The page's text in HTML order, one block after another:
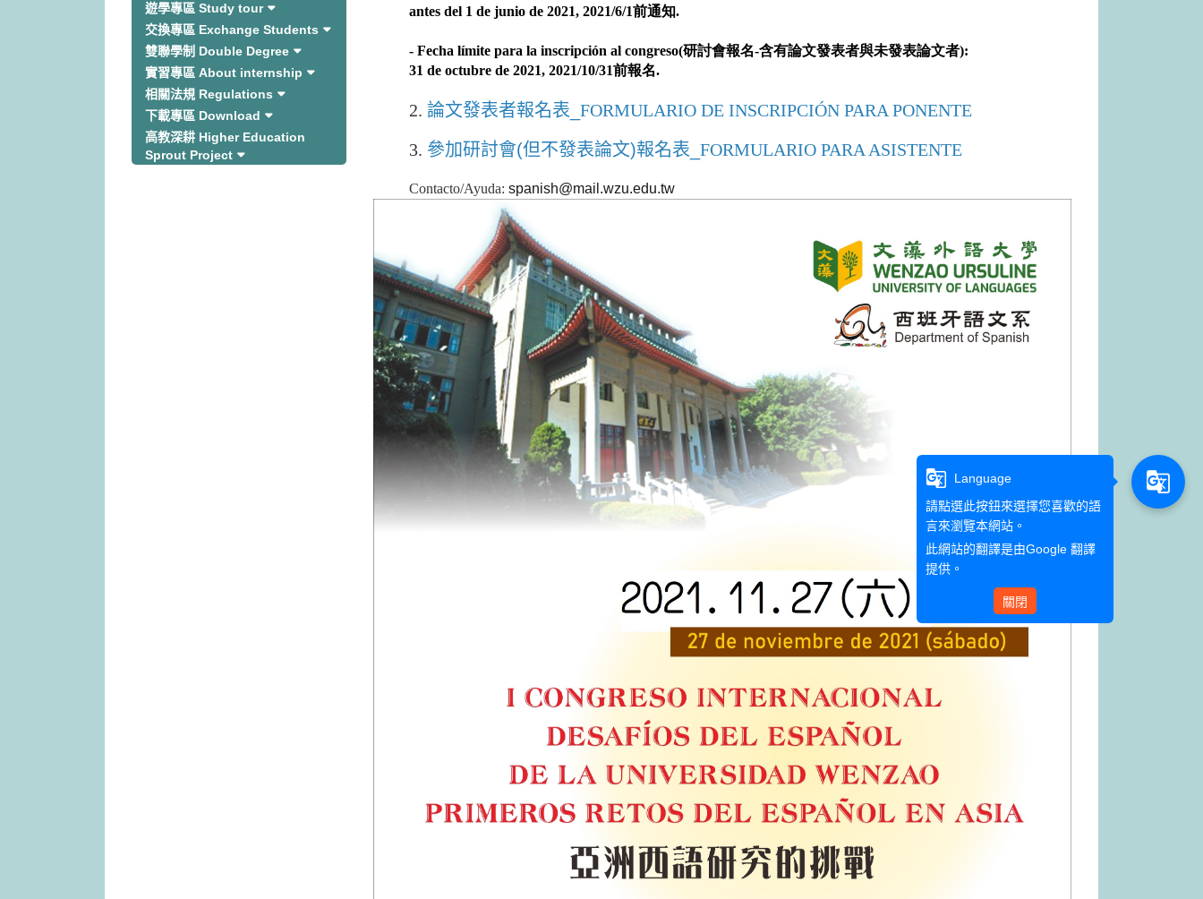
遊學專區 Study tour
交換專區 Exchange Students
雙聯學制 Double Degree
實習專區 About internship
相關法規 Regulations
下載專區 Download
高教深耕 Higher Education
Sprout Project
antes del 1 de junio de 2021, 2021/6/1前通知.
- Fecha límite para la inscripción al congreso(研討會報名-含有論文發表者與未發表論文者):
31 de octubre de 2021, 2021/10/31前報名.
2. 論文發表者報名表_ FORMULARIO DE INSCRIPCIÓN PARA PONENTE
3. 參加研討會(但不發表論文)報名表_ FORMULARIO PARA ASISTENTE
Contacto/Ayuda: spanish@mail.wzu.edu.tw
g_translate
Language
請點選此按鈕來選擇您喜歡的語
言來瀏覽本網站。
此網站的翻譯是由Google 翻譯
提供。
關閉
g_translate